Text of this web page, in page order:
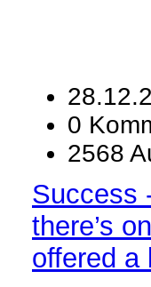
0
2568
Success
there’s
offered a